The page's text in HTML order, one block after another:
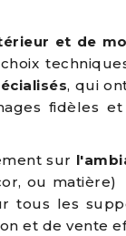
et de
, qui
fidèles et
sur
ou
tous les
et de vente